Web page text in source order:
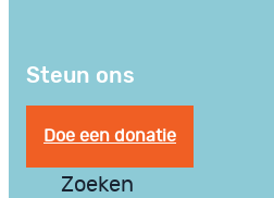
Steun ons
Doe een donatie
Zoeken